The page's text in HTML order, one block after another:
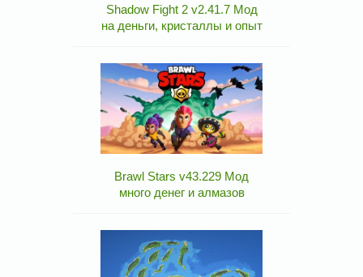
Shadow Fight 2 v2.41.7 Мод
на деньги, кристаллы и опыт
Brawl Stars v43.229 Мод
много денег и алмазов